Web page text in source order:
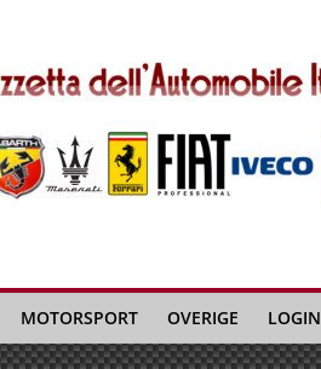
MOTORSPORT OVERIGE LOGIN